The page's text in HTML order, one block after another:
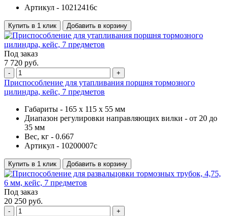
Артикул - 10212416c
Купить в 1 клик Добавить в корзину
Под заказ
7 720 руб.
- +
Приспособление для утапливания поршня тормозного
цилиндра, кейс, 7 предметов
Габариты - 165 х 115 х 55 мм
Диапазон регулировки направляющих вилки - от 20 до
35 мм
Вес, кг - 0.667
Артикул - 10200007c
Купить в 1 клик Добавить в корзину
Под заказ
20 250 руб.
- +